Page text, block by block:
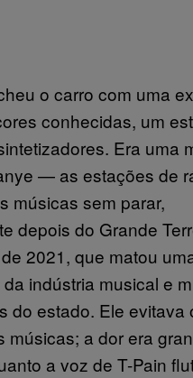
o carro com uma
conhecidas, um
Era uma
— as estações de
músicas sem parar,
depois do Grande
2021, que matou
indústria musical e
do estado. Ele evitava
músicas; a dor era
a voz de T-Pain